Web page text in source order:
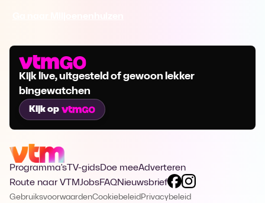
Kijk live, uitgesteld of gewoon lekker
bingewatchen
Kijk op
Programma's TV-gidsDoe meeAdverteren
Route naar VTMJobsFAQNieuwsbrief
GebruiksvoorwaardenCookiebeleid Privacybeleid